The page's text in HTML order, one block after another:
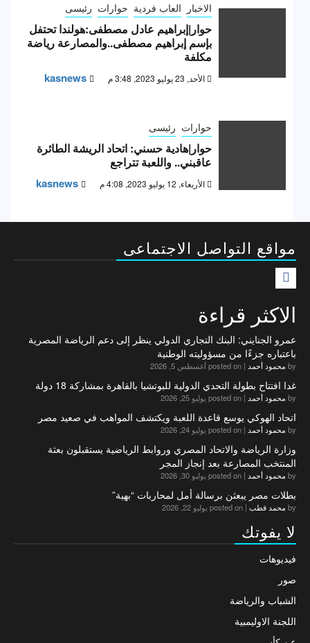
الاخبار العاب فردية حوارات رئيسى
حوار|إبراهيم عادل مصطفى:هولندا تحتفل
بإسم إبراهيم مصطفى..والمصارعة رياضة
مكلفة
الأحد, 23 يوليو 2023, 3:48 م kasnews
حوارات رئيسى
حوار|هادية حسني: اتحاد الريشة الطائرة
عاقبني.. واللعبة تتراجع
الأربعاء, 12 يوليو 2023, 4:08 م kasnews
مواقع التواصل الاجتماعى
الاكثر قراءة
عمرو الجنايني: البنك التجاري الدولي ينظر إلى دعم الرياضة المصرية
باعتباره جزءًا من مسؤوليته الوطنية
by محمود أحمد | posted on أغسطس 5, 2026
غدا افتتاح بطولة التحدي الدولية للبوتشيا بالقاهرة بمشاركة 18 دولة
by محمود أحمد | posted on يوليو 25, 2026
اتحاد الهوكي يوسع قاعدة اللعبة ويكتشف المواهب في صعيد مصر
by محمود أحمد | posted on يوليو 24, 2026
وزارة الرياضة والاتحاد المصري وروابط الرياضية يستقبلون بعثة
المنتخب المصارعة بعد إنجاز المجر
by محمود أحمد | posted on يوليو 30, 2026
بطلات مصر يبعثن برسالة أمل لمحاربات “بهية”
by محمد قطب | posted on يوليو 22, 2026
لا يفوتك
فيديوهات
صور
الشباب والرياضة
اللجنة الاوليمبية